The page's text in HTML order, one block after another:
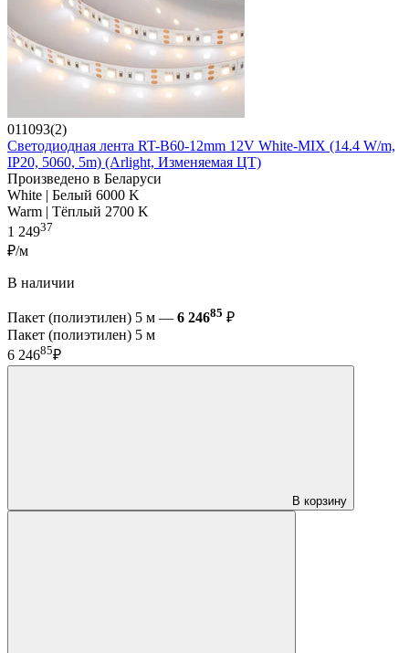
011093(2)
Светодиодная лента RT-B60-12mm 12V White-MIX (14.4 W/m,
IP20, 5060, 5m) (Arlight, Изменяемая ЦТ)
Произведено в Беларуси
White | Белый 6000 K
Warm | Тёплый 2700 K
1 24937
₽/м
В наличии
Пакет (полиэтилен) 5 м — 6 24685 ₽
Пакет (полиэтилен) 5 м
6 24685₽
В корзину